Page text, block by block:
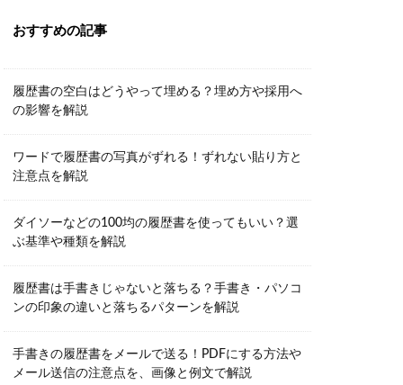
おすすめの記事
履歴書の空白はどうやって埋める？埋め方や採用へ
の影響を解説
ワードで履歴書の写真がずれる！ずれない貼り方と
注意点を解説
ダイソーなどの100均の履歴書を使ってもいい？選
ぶ基準や種類を解説
履歴書は手書きじゃないと落ちる？手書き・パソコ
ンの印象の違いと落ちるパターンを解説
手書きの履歴書をメールで送る！PDFにする方法や
メール送信の注意点を、画像と例文で解説